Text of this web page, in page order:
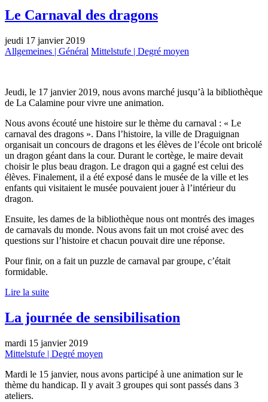
Le Carnaval des dragons
jeudi 17 janvier 2019
Allgemeines | Général Mittelstufe | Degré moyen
Jeudi, le 17 janvier 2019, nous avons marché jusqu’à la bibliothèque
de La Calamine pour vivre une animation.
Nous avons écouté une histoire sur le thème du carnaval : « Le
carnaval des dragons ». Dans l’histoire, la ville de Draguignan
organisait un concours de dragons et les élèves de l’école ont bricolé
un dragon géant dans la cour. Durant le cortège, le maire devait
choisir le plus beau dragon. Le dragon qui a gagné est celui des
élèves. Finalement, il a été exposé dans le musée de la ville et les
enfants qui visitaient le musée pouvaient jouer à l’intérieur du
dragon.
Ensuite, les dames de la bibliothèque nous ont montrés des images
de carnavals du monde. Nous avons fait un mot croisé avec des
questions sur l’histoire et chacun pouvait dire une réponse.
Pour finir, on a fait un puzzle de carnaval par groupe, c’était
formidable.
Lire la suite
La journée de sensibilisation
mardi 15 janvier 2019
Mittelstufe | Degré moyen
Mardi le 15 janvier, nous avons participé à une animation sur le
thème du handicap. Il y avait 3 groupes qui sont passés dans 3
ateliers.